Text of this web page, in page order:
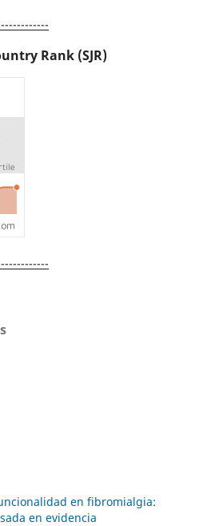
Rank (SJR)
en fibromialgia:
en evidencia